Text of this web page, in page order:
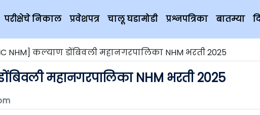
परीक्षेचे निकाल प्रवेशपत्र चालू घडामोडी प्रश्नपत्रिका बातम्या
NHM] कल्याण डोंबिवली महानगरपालिका NHM भरती 2025
महानगरपालिका NHM भरती 2025